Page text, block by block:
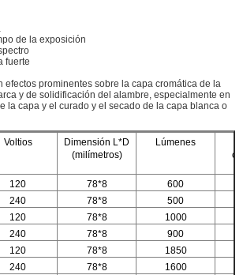
de la exposición
fuerte
efectos prominentes sobre la capa cromática de la
y de solidificación del alambre, especialmente en
la capa y el curado y el secado de la capa blanca o
Voltios
Dimensión L*D
(milímetros)
Lúmenes
120 78*8
600
240 78*8
500
120 78*8
1000
240 78*8
900
120 78*8
1850
240 78*8
1600